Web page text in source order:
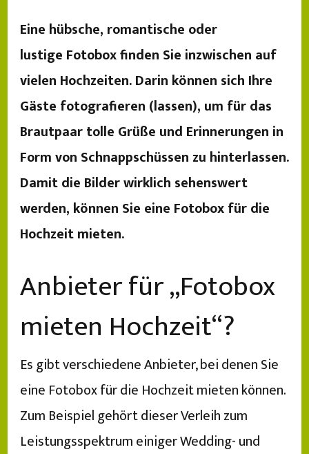
Eine hübsche, romantische oder
lustige Fotobox finden Sie inzwischen auf
vielen Hochzeiten. Darin können sich Ihre
Gäste fotografieren (lassen), um für das
Brautpaar tolle Grüße und Erinnerungen in
Form von Schnappschüssen zu hinterlassen.
Damit die Bilder wirklich sehenswert
werden, können Sie eine Fotobox für die
Hochzeit mieten.
Anbieter für „Fotobox
mieten Hochzeit“?
Es gibt verschiedene Anbieter, bei denen Sie
eine Fotobox für die Hochzeit mieten können.
Zum Beispiel gehört dieser Verleih zum
Leistungsspektrum einiger Wedding- und